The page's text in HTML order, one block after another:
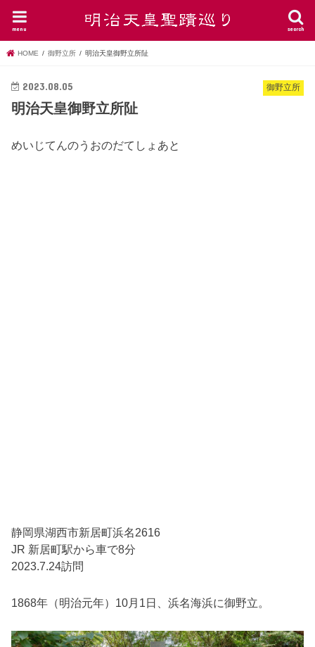
search
menu
HOME 御野立所 明治天皇御野立所阯
御野立所
2023.08.05
明治天皇御野立所阯
めいじてんのうおのだてしょあと
静岡県湖西市新居町浜名2616
JR 新居町駅から車で8分
2023.7.24訪問
1868年（明治元年）10月1日、浜名海浜に御野立。